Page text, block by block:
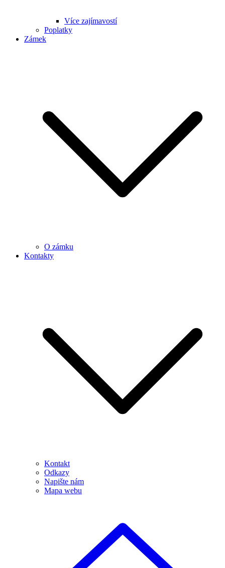
Více zajímavostí
Poplatky
Zámek
O zámku
Kontakty
Kontakt
Odkazy
Napište nám
Mapa webu